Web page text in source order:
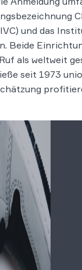
und das
Beide
als weltweit
seit 1973